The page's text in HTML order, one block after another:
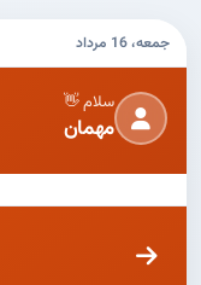
جمعه، 16 مرداد
سلام 👋
مهمان